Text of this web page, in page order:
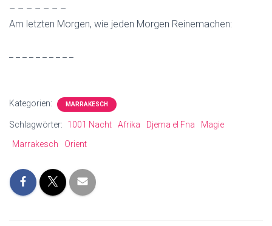
– – – – – – –
Am letzten Morgen, wie jeden Morgen Reinemachen:
Kategorien: MARRAKESCH
Schlagwörter: 1001 Nacht Afrika Djema el Fna
Magie
Marrakesch
Orient